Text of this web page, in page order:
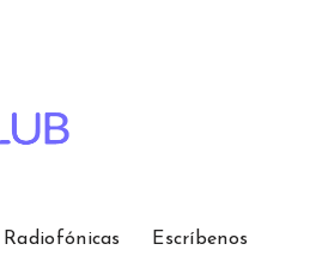
Radiofónicas Escríbenos